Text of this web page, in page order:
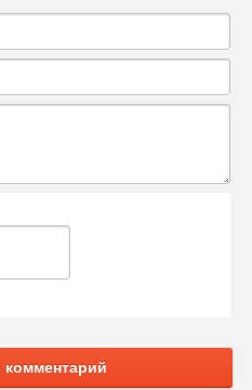
комментарий